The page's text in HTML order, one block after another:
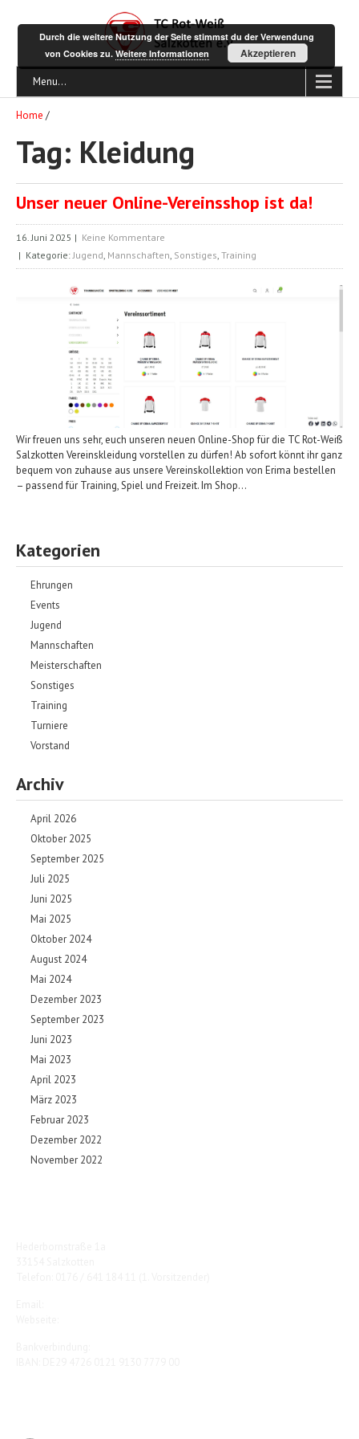
Menu...
Home /
Tag: Kleidung
Unser neuer Online-Vereinsshop ist da!
16. Juni 2025 | Keine Kommentare
| Kategorie:Jugend, Mannschaften, Sonstiges, Training
Wir freuen uns sehr, euch unseren neuen Online-Shop für die TC Rot-Weiß
Salzkotten Vereinskleidung vorstellen zu dürfen! Ab sofort könnt ihr ganz
bequem von zuhause aus unsere Vereinskollektion von Erima bestellen
– passend für Training, Spiel und Freizeit. Im Shop…
Kategorien
Ehrungen
Events
Jugend
Mannschaften
Meisterschaften
Sonstiges
Training
Turniere
Vorstand
Archiv
April 2026
Oktober 2025
September 2025
Juli 2025
Juni 2025
Mai 2025
Oktober 2024
August 2024
Mai 2024
Dezember 2023
September 2023
Juni 2023
Mai 2023
April 2023
März 2023
Februar 2023
Dezember 2022
November 2022
Durch die weitere Nutzung der Seite stimmst du der Verwendung
von Cookies zu.Weitere Informationen Akzeptieren